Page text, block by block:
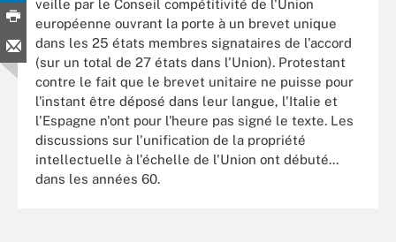
veille par le Conseil compétitivité de l'Union
européenne ouvrant la porte à un brevet unique
dans les 25 états membres signataires de l'accord
(sur un total de 27 états dans l'Union). Protestant
contre le fait que le brevet unitaire ne puisse pour
l'instant être déposé dans leur langue, l'Italie et
l'Espagne n'ont pour l'heure pas signé le texte. Les
discussions sur l'unification de la propriété
intellectuelle à l'échelle de l'Union ont débuté...
dans les années 60.